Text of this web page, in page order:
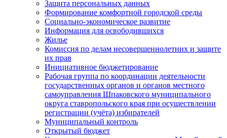
Защита персональных данных
Формирование комфортной городской среды
Социально-экономическое развитие
Информация для освободившихся
Жилье
Комиссия по делам несовершеннолетних и защите
их прав
Инициативное бюджетирование
Рабочая группа по координации деятельности
государственных органов и органов местного
самоуправления Шпаковского муниципального
округа ставропольского края при осуществлении
регистрации (учёта) избирателей
Муниципальный контроль
Открытый бюджет